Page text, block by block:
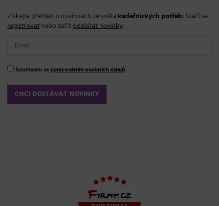
Získejte přehled o novinkách ze světa kadeřnických potřeb! Stačí se
registrovatnebo začítodebírat novinky:
Souhlasím sezpracováním osobních údajů